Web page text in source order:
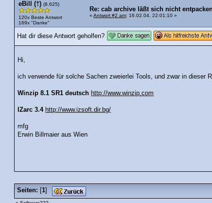
eBill (†) (8.625)
120x Beste Antwort
169x "Danke"
Re: cab archive läßt sich nicht
« Antwort #2 am: 16.02.04, 22:01:10 »
Hat dir diese Antwort geholfen?
Hi,
ich verwende für solche Sachen zweierlei Tools, und zwar in dieser
Winzip 8.1 SR1 deutsch http://www.winzip.com
IZarc 3.4 http://www.izsoft.dir.bg/
mfg
Erwin Billmaier aus Wien
Seiten: [1]